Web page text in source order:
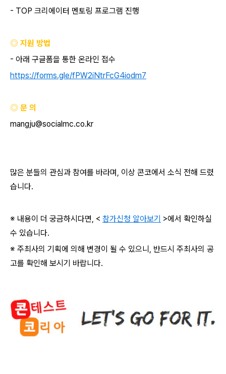
- TOP 크리에이터 멘토링 프로그램 진행
◎ 지원 방법
- 아래 구글폼을 통한 온라인 접수
https://forms.gle/fPW2iNtrFcG4iodm7
◎ 문 의
mangju@socialmc.co.kr
많은 분들의 관심과 참여를 바라며, 이상 콘코에서 소식 전해 드렸
습니다.
※ 내용이 더 궁금하시다면, < 참가신청 알아보기 >에서 확인하실
수 있습니다.
※ 주최사의 기획에 의해 변경이 될 수 있으니, 반드시 주최사의 공
고를 확인해 보시기 바랍니다.